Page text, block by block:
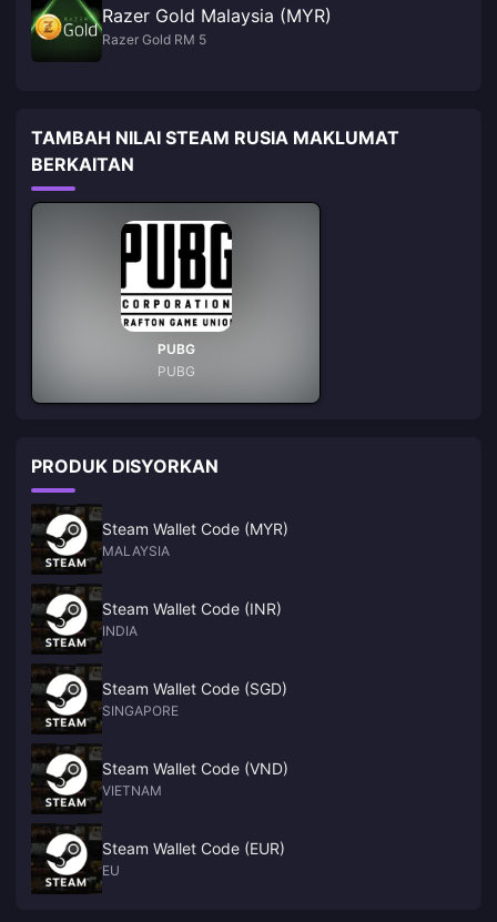
Razer Gold Malaysia (MYR)
Razer Gold RM 5
TAMBAH NILAI STEAM RUSIA MAKLUMAT
BERKAITAN
PUBG
PUBG
PRODUK DISYORKAN
Steam Wallet Code (MYR)
MALAYSIA
Steam Wallet Code (INR)
INDIA
Steam Wallet Code (SGD)
SINGAPORE
Steam Wallet Code (VND)
VIETNAM
Steam Wallet Code (EUR)
EU